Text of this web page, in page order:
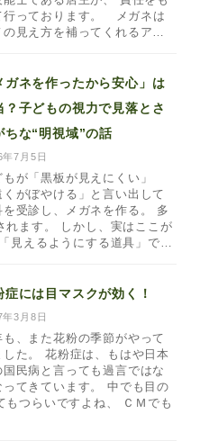
行っております。 メガネは
の見え方を補ってくれるア…
ガネを作ったから安心」は
？子どもの視力で見落とさ
ちな“明視域”の話
年7月5日
もが「黒板が見えにくい」
くがぼやける」と言い出して
を受診し、メガネを作る。 多
れます。 しかし、実はここが
見えるようにする道具」で…
症には目マスクが効く！
年3月8日
も、また花粉の季節がやって
した。 花粉症は、もはや日本
国民病と言っても過言ではな
ってきています。 中でも目の
もつらいですよね、 ＣＭでも